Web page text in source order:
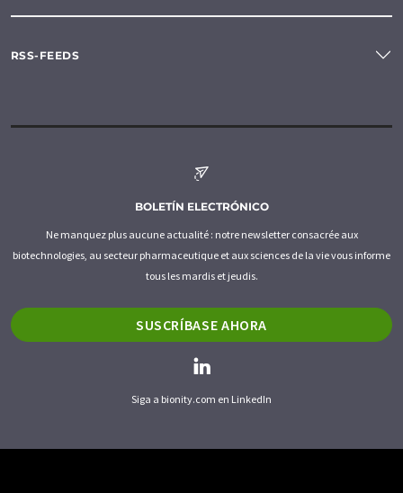
RSS-FEEDS
BOLETÍN ELECTRÓNICO
Ne manquez plus aucune actualité : notre newsletter consacrée aux
biotechnologies, au secteur pharmaceutique et aux sciences de la vie vous informe
tous les mardis et jeudis.
SUSCRÍBASE AHORA
Siga a bionity.com en LinkedIn